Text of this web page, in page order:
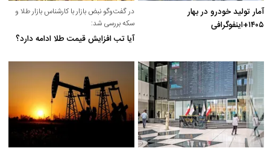
آمار تولید خودرو در بهار
۱۴۰۵+اینفوگرافی
در گفت‌و‌گو نبض بازار با کارشناس بازار طلا و
سکه بررسی شد:
آیا تب افزایش قیمت طلا ادامه دارد؟